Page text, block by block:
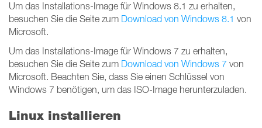
Um das Installations-Image für Windows 8.1 zu erhalten,
besuchen Sie die Seite zum Download von Windows 8.1 von
Microsoft.
Um das Installations-Image für Windows 7 zu erhalten,
besuchen Sie die Seite zum Download von Windows 7 von
Microsoft. Beachten Sie, dass Sie einen Schlüssel von
Windows 7 benötigen, um das ISO-Image herunterzuladen.
Linux installieren